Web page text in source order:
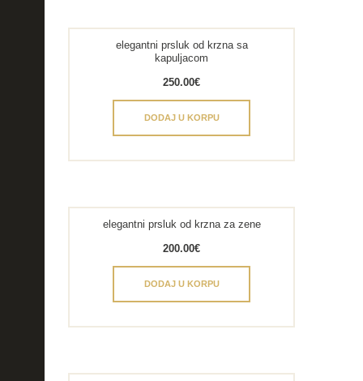
elegantni prsluk od krzna sa
kapuljacom
250.00€
DODAJ U KORPU
elegantni prsluk od krzna za zene
200.00€
DODAJ U KORPU